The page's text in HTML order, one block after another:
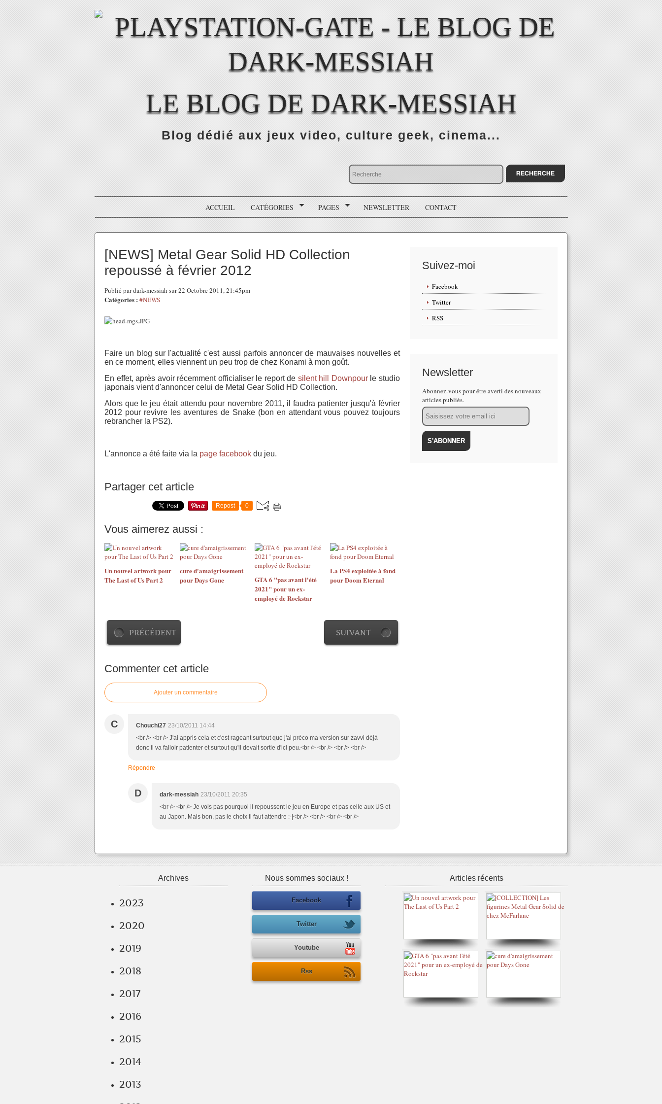
LE BLOG DE DARK-MESSIAH
Blog dédié aux jeux video, culture geek, cinema...
ACCUEIL CATÉGORIES PAGES NEWSLETTER CONTACT
[NEWS] Metal Gear Solid HD Collection
repoussé à février 2012
Publié par dark-messiah sur 22 Octobre 2011, 21:45pm
Catégories : #NEWS
Faire un blog sur l'actualité c'est aussi parfois annoncer de mauvaises nouvelles et
en ce moment, elles viennent un peu trop de chez Konami à mon goût.
En effet, après avoir récemment officialiser le report de silent hill Downpourle studio
japonais vient d'annoncer celui de Metal Gear Solid HD Collection.
Alors que le jeu était attendu pour novembre 2011, il faudra patienter jusqu'à février
2012 pour revivre les aventures de Snake (bon en attendant vous pouvez toujours
rebrancher la PS2).
L'annonce a été faite via la page facebook du jeu.
Partager cet article
Repost 0
Vous aimerez aussi :
Un nouvel artwork pour
The Last of Us Part 2
cure d'amaigrissement
pour Days Gone
GTA 6 "pas avant l'été
2021" pour un ex-
employé de Rockstar
La PS4 exploitée à fond
pour Doom Eternal
PRÉCÉDENT SUIVANT
Commenter cet article
Ajouter un commentaire
C Chouchi27 23/10/2011 14:44
<br /> <br /> J'ai appris cela et c'est rageant surtout que j'ai préco ma version sur zavvi déjà
donc il va falloir patienter et surtout qu'il devait sortie d'ici peu.<br /> <br /> <br /> <br />
Répondre
D dark-messiah 23/10/2011 20:35
<br /> <br /> Je vois pas pourquoi il repoussent le jeu en Europe et pas celle aux US et
au Japon. Mais bon, pas le choix il faut attendre :-|<br /> <br /> <br /> <br />
Suivez-moi
Facebook
Twitter
RSS
Newsletter
Abonnez-vous pour être averti des nouveaux
articles publiés.
Email
Archives
2023
2020
2019
2018
2017
2016
2015
2014
2013
Nous sommes sociaux !
Facebook
Twitter
Youtube
Rss
Articles récents